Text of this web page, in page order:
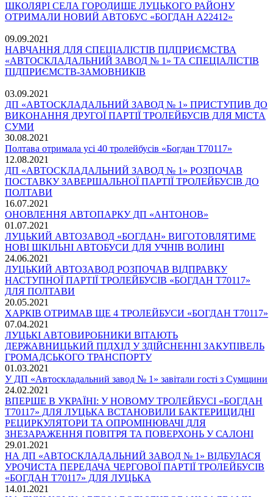
ШКОЛЯРІ СЕЛА ГОРОДИЩЕ ЛУЦЬКОГО РАЙОНУ
ОТРИМАЛИ НОВИЙ АВТОБУС «БОГДАН А22412»
09.09.2021
НАВЧАННЯ ДЛЯ СПЕЦІАЛІСТІВ ПІДПРИЄМСТВА
«АВТОСКЛАДАЛЬНИЙ ЗАВОД № 1» ТА СПЕЦІАЛІСТІВ
ПІДПРИЄМСТВ-ЗАМОВНИКІВ
03.09.2021
ДП «АВТОСКЛАДАЛЬНИЙ ЗАВОД № 1» ПРИСТУПИВ ДО
ВИКОНАННЯ ДРУГОЇ ПАРТІЇ ТРОЛЕЙБУСІВ ДЛЯ МІСТА
СУМИ
30.08.2021
Полтава отримала усі 40 тролейбусів «Богдан Т70117»
12.08.2021
ДП «АВТОСКЛАДАЛЬНИЙ ЗАВОД № 1» РОЗПОЧАВ
ПОСТАВКУ ЗАВЕРШАЛЬНОЇ ПАРТІЇ ТРОЛЕЙБУСІВ ДО
ПОЛТАВИ
16.07.2021
ОНОВЛЕННЯ АВТОПАРКУ ДП «АНТОНОВ»
01.07.2021
ЛУЦЬКИЙ АВТОЗАВОД «БОГДАН» ВИГОТОВЛЯТИМЕ
НОВІ ШКІЛЬНІ АВТОБУСИ ДЛЯ УЧНІВ ВОЛИНІ
24.06.2021
ЛУЦЬКИЙ АВТОЗАВОД РОЗПОЧАВ ВІДПРАВКУ
НАСТУПНОЇ ПАРТІЇ ТРОЛЕЙБУСІВ «БОГДАН Т70117»
ДЛЯ ПОЛТАВИ
20.05.2021
ХАРКІВ ОТРИМАВ ЩЕ 4 ТРОЛЕЙБУСИ «БОГДАН Т70117»
07.04.2021
ЛУЦЬКІ АВТОВИРОБНИКИ ВІТАЮТЬ
ДЕРЖАВНИЦЬКИЙ ПІДХІД У ЗДІЙСНЕННІ ЗАКУПІВЕЛЬ
ГРОМАДСЬКОГО ТРАНСПОРТУ
01.03.2021
У ДП «Автоскладальний завод № 1» завітали гості з Сумщини
24.02.2021
ВПЕРШЕ В УКРАЇНІ: У НОВОМУ ТРОЛЕЙБУСІ «БОГДАН
Т70117» ДЛЯ ЛУЦЬКА ВСТАНОВИЛИ БАКТЕРИЦИДНІ
РЕЦИРКУЛЯТОРИ ТА ОПРОМІНЮВАЧІ ДЛЯ
ЗНЕЗАРАЖЕННЯ ПОВІТРЯ ТА ПОВЕРХОНЬ У САЛОНІ
29.01.2021
НА ДП «АВТОСКЛАДАЛЬНИЙ ЗАВОД № 1» ВІДБУЛАСЯ
УРОЧИСТА ПЕРЕДАЧА ЧЕРГОВОЇ ПАРТІЇ ТРОЛЕЙБУСІВ
«БОГДАН Т70117» ДЛЯ ЛУЦЬКА
14.01.2021